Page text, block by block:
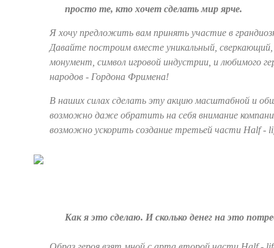
просто те, кто хочет сделать мир ярче.
Я хочу предложить вам принять участие в
Давайте построим вместе уникальный,
монумент, символ игровой индустрии, и любимого
народов - Гордона Фримена!
В наших силах сделать эту акцию масштабной и
возможно даже обратить на себя внимание
возможно ускорить создание третьей части Half -
Как я это сделаю. И сколько денег на это